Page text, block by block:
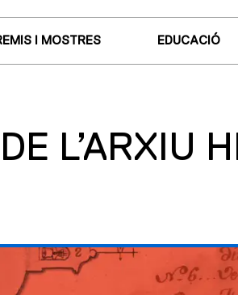
I MOSTRES EDUCACIÓ
L’ARXIU